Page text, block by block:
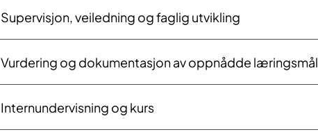
Supervisjon, veiledning og faglig utvikling
Vurdering og dokumentasjon av oppnådde læringsmål
Internundervisning og kurs